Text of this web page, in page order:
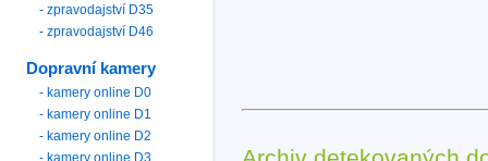
- zpravodajství D35
- zpravodajství D46
Dopravní kamery
- kamery online D0
- kamery online D1
- kamery online D2
- kamery online D3